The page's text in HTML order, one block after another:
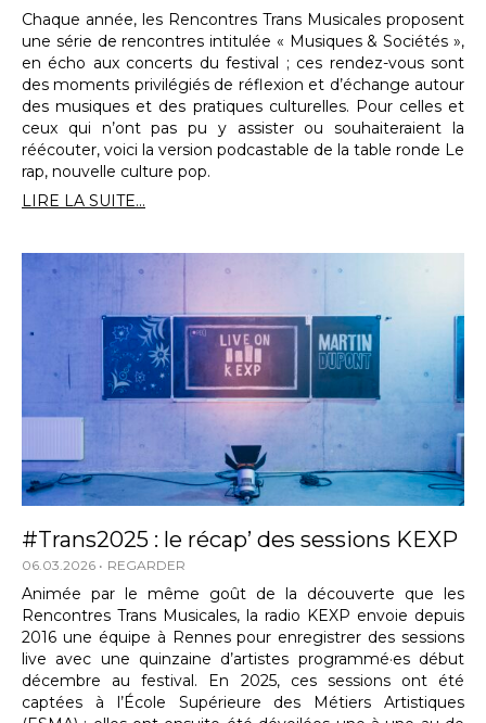
Chaque année, les Rencontres Trans Musicales proposent
une série de rencontres intitulée « Musiques & Sociétés »,
en écho aux concerts du festival ; ces rendez-vous sont
des moments privilégiés de réflexion et d’échange autour
des musiques et des pratiques culturelles. Pour celles et
ceux qui n’ont pas pu y assister ou souhaiteraient la
réécouter, voici la version podcastable de la table ronde Le
rap, nouvelle culture pop.
LIRE LA SUITE...
#Trans2025 : le récap’ des sessions KEXP
06.03.2026 REGARDER
Animée par le même goût de la découverte que les
Rencontres Trans Musicales, la radio KEXP envoie depuis
2016 une équipe à Rennes pour enregistrer des sessions
live avec une quinzaine d’artistes programmé·es début
décembre au festival. En 2025, ces sessions ont été
captées à l’École Supérieure des Métiers Artistiques